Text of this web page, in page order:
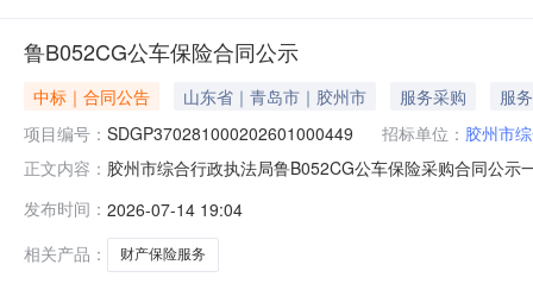
鲁B052CG公车保险合同公示
中标｜合同公告 山东省｜青岛市｜胶州市 服务采购
服务
项目编号： SDGP370281000202601000449 招标单位： 胶州市
正文内容： 胶州市综合行政执法局鲁B052CG公车保险采购合同公
方）：中路财产保险股份有限公司青岛分公司地址：山
发布时间： 2026-07-14 19:04
相关产品：
财产保险服务